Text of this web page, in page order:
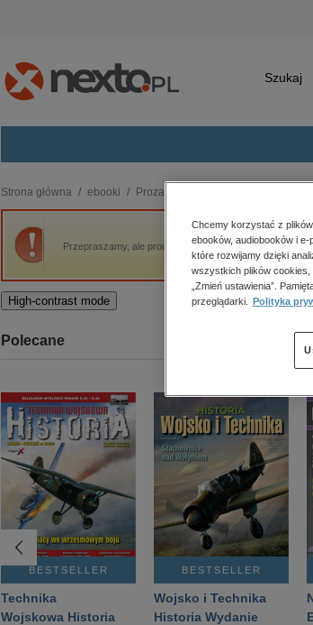
Szukaj
budownictwo, aranżacja wnętrz
biznesowe, branżowe, gospodarka
darmowe wydania
edukacja
kobiece, lifestyle, kultura
inne
religie
Strona główna ebooki Proza
Przepraszamy, ale produkt „W niedzielę rano ziele
High-contrast mode
Polecane
BESTSELLER
Technika
Wojskowa Historia
BESTSELLER
Wojsko i Technika
Historia Wydanie
Chcemy korzystać z
ebooków, audiobooków i
które rozwijamy dzięki
wszystkich plików cookies,
„Zmień ustawienia”.
przeglądarki.
Polityka